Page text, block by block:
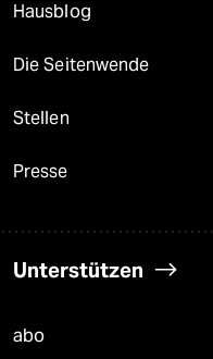
Hausblog
Die Seitenwende
Stellen
Presse
Unterstützen
abo